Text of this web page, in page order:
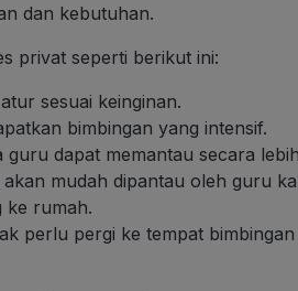
dan kebutuhan.
privat seperti berikut ini:
sesuai keinginan.
bimbingan yang intensif.
dapat memantau secara
mudah dipantau oleh guru
ke rumah.
perlu pergi ke tempat bimbingan